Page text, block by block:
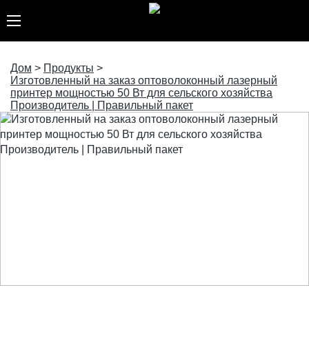
Дом > Продукты >
Изготовленный на заказ оптоволоконный лазерный
принтер мощностью 50 Вт для сельского хозяйства
Производитель | Правильный пакет